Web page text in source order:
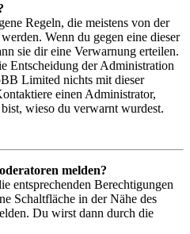
Regeln, die meistens von der
Wenn du gegen eine dieser
sie dir eine Verwarnung erteilen.
Entscheidung der Administration
Limited nichts mit dieser
einen Administrator,
wieso du verwarnt wurdest.
melden?
entsprechenden Berechtigungen
Schaltfläche in der Nähe des
Du wirst dann durch die